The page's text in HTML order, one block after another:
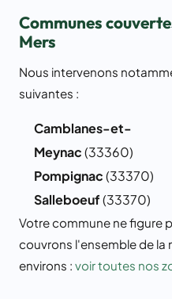
Communes
Mers
Nous intervenons
suivantes :
Camblanes-et-
Meynac(33360)
Pompignac(33370)
Salleboeuf(33370)
Votre commune ne figure
couvrons l'ensemble de la
environs : voir toutes nos